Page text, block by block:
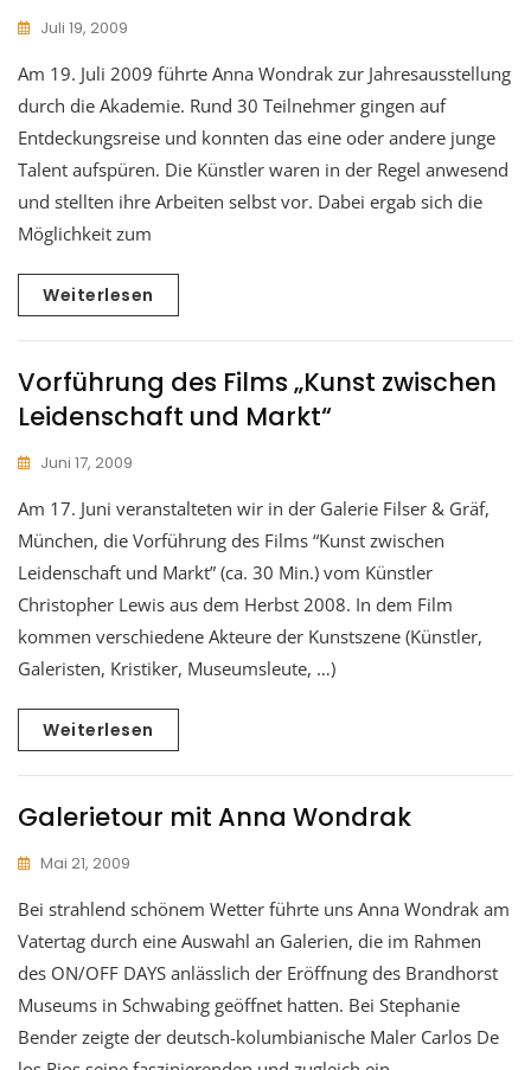
Juli 19, 2009
Am 19. Juli 2009 führte Anna Wondrak zur Jahresausstellung
durch die Akademie. Rund 30 Teilnehmer gingen auf
Entdeckungsreise und konnten das eine oder andere junge
Talent aufspüren. Die Künstler waren in der Regel anwesend
und stellten ihre Arbeiten selbst vor. Dabei ergab sich die
Möglichkeit zum
Weiterlesen
Vorführung des Films „Kunst zwischen
Leidenschaft und Markt“
Juni 17, 2009
Am 17. Juni veranstalteten wir in der Galerie Filser & Gräf,
München, die Vorführung des Films “Kunst zwischen
Leidenschaft und Markt” (ca. 30 Min.) vom Künstler
Christopher Lewis aus dem Herbst 2008. In dem Film
kommen verschiedene Akteure der Kunstszene (Künstler,
Galeristen, Kristiker, Museumsleute, …)
Weiterlesen
Galerietour mit Anna Wondrak
Mai 21, 2009
Bei strahlend schönem Wetter führte uns Anna Wondrak am
Vatertag durch eine Auswahl an Galerien, die im Rahmen
des ON/OFF DAYS anlässlich der Eröffnung des Brandhorst
Museums in Schwabing geöffnet hatten. Bei Stephanie
Bender zeigte der deutsch-kolumbianische Maler Carlos De